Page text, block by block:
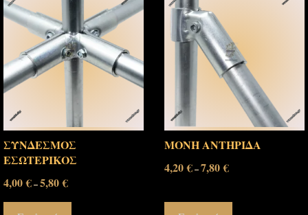
ΣΥΝΔΕΣΜΟΣ
ΕΣΩΤΕΡΙΚΟΣ
4,00€–5,80€
ΜΟΝΗ ΑΝΤΗΡΙΔΑ
4,20€–7,80€